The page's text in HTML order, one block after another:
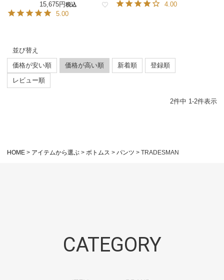
15,675 税込
5.00
4.00
並び替え
価格が安い順
価格が高い順 新着順
登録順
レビュー順
2件中 1-2件表示
HOME アイテムから選ぶ ボトムス パンツ TRADESMAN
CATEGORY